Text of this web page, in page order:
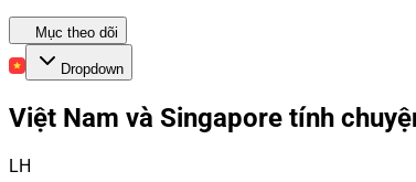
Mục theo dõi
Dropdown
Việt Nam và Singapore tính
LH